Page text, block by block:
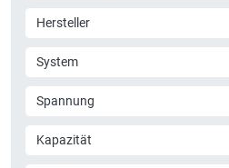
Hersteller
System
Spannung
Kapazität